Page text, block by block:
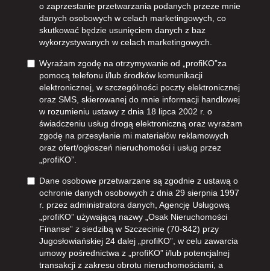
o zaprzestanie przetwarzania podanych przeze mnie
danych osobowych w celach marketingowych, co
skutkować będzie usunięciem danych z baz
wykorzystywanych w celach marketingowych.
Wyrażam zgodę na otrzymywanie od „profiKO”za
pomocą telefonu i/lub środków komunikacji
elektronicznej, w szczególności poczty elektronicznej
oraz SMS, skierowanej do mnie informacji handlowej
w rozumieniu ustawy z dnia 18 lipca 2002 r. o
świadczeniu usług drogą elektroniczną oraz wyrażam
zgodę na przesyłanie mi materiałów reklamowych
oraz ofert/ogłoszeń nieruchomości i usług przez
„profiKO”.
Dane osobowe przetwarzane są zgodnie z ustawą o
ochronie danych osobowych z dnia 29 sierpnia 1997
r. przez administratora danych, Agencję Usługową
„profiKO” używającą nazwy „Osak Nieruchomości
Finanse” z siedzibą w Szczecinie (70-842) przy
Jugosłowiańskiej 24 dalej „profiKO”, w celu zawarcia
umowy pośrednictwa z „profiKO” i/lub potencjalnej
transakcji z zakresu obrotu nieruchomościami, a